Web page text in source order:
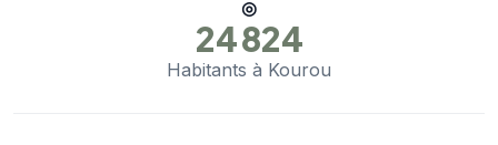
◎
24 824
Habitants à Kourou